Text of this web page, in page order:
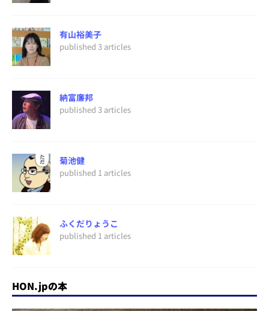
有山裕美子
published 3 articles
納富廉邦
published 3 articles
菊池健
published 1 articles
ふくだりょうこ
published 1 articles
HON.jpの本